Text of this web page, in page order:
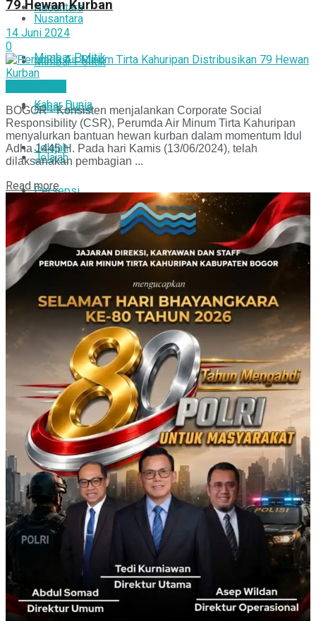
Nusantara
Mimbar Politik
Kabar Dunia
Jelajah
Persepsi
Bogor Pisan
Info Pak Kades
Info Pak Lurah
No Result
View All Result
Nusantara
Mimbar Politik
Kabar Dunia
Jelajah
Persepsi
Bogor Pisan
Info Pak Lurah
No Result
View All Result
79 Hewan Kurban
14 Juni 2024
0
BOGOR - Konsisten menjalankan Corporate Social
Responsibility (CSR), Perumda Air Minum Tirta Kahuripan
menyalurkan bantuan hewan kurban dalam momentum Idul
Adha 1445 H. Pada hari Kamis (13/06/2024), telah
dilaksanakan pembagian ...
Read more